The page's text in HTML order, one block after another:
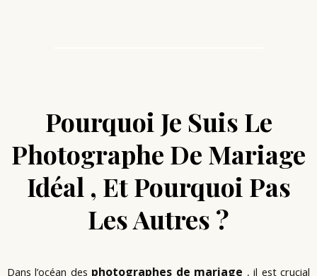
Pourquoi Je Suis Le
Photographe De Mariage
Idéal , Et Pourquoi Pas
Les Autres ?
Dans l’océan des photographes de mariage , il est crucial